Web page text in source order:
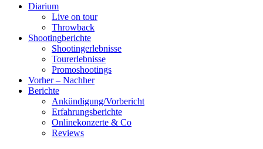
Diarium
Live on tour
Throwback
Shootingberichte
Shootingerlebnisse
Tourerlebnisse
Promoshootings
Vorher – Nachher
Berichte
Ankündigung/Vorbericht
Erfahrungsberichte
Onlinekonzerte & Co
Reviews